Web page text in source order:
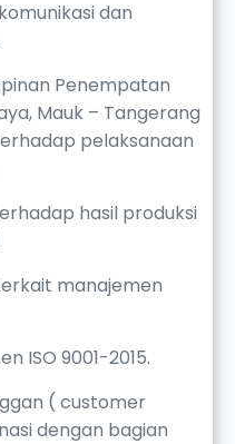
dan
Penempatan
Mauk – Tangerang
pelaksanaan
hasil produksi
manajemen
ISO 9001-2015.
( customer
dengan bagian